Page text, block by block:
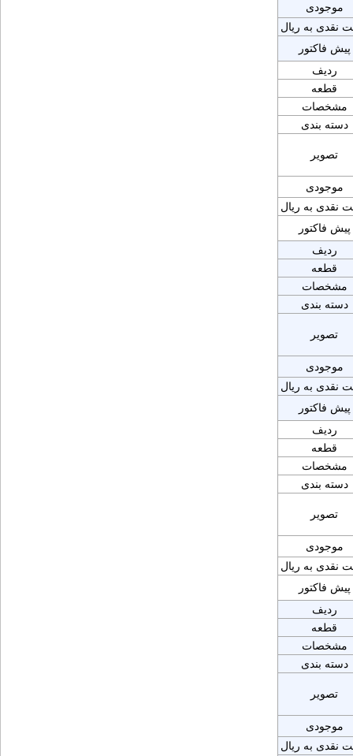
موجودی
نقدی به ریال
پیش فاکتور
ردیف
قطعه
مشخصات
دسته بندی
تصویر
موجودی
نقدی به ریال
پیش فاکتور
ردیف
قطعه
مشخصات
دسته بندی
تصویر
موجودی
نقدی به ریال
پیش فاکتور
ردیف
قطعه
مشخصات
دسته بندی
تصویر
موجودی
نقدی به ریال
پیش فاکتور
ردیف
قطعه
مشخصات
دسته بندی
تصویر
موجودی
نقدی به ریال